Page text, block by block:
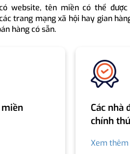
website, tên miền có thể
trang mạng xã hội hay gian
hàng có sẵn.
miền
Các nhà
chính
Xem